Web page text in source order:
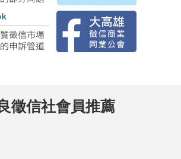
徵信社會員推薦